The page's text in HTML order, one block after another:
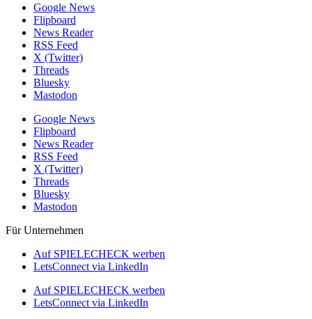
Google News
Flipboard
News Reader
RSS Feed
X (Twitter)
Threads
Bluesky
Mastodon
Google News
Flipboard
News Reader
RSS Feed
X (Twitter)
Threads
Bluesky
Mastodon
Für Unternehmen
Auf SPIELECHECK werben
LetsConnect via LinkedIn
Auf SPIELECHECK werben
LetsConnect via LinkedIn